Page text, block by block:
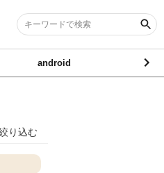
android
り込む